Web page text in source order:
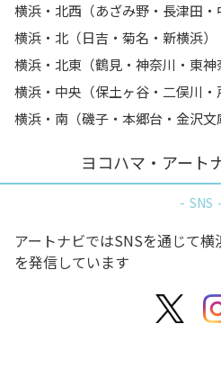
横浜・北西（あざみ野・長津田・
横浜・北（日吉・菊名・新横浜）
横浜・北東（鶴見・神奈川・東神
横浜・中央（保土ヶ谷・二俣川・
横浜・南（磯子・本郷台・金沢文
ヨコハマ・アート
SNS
アートナビではSNSを通じて
を発信しています